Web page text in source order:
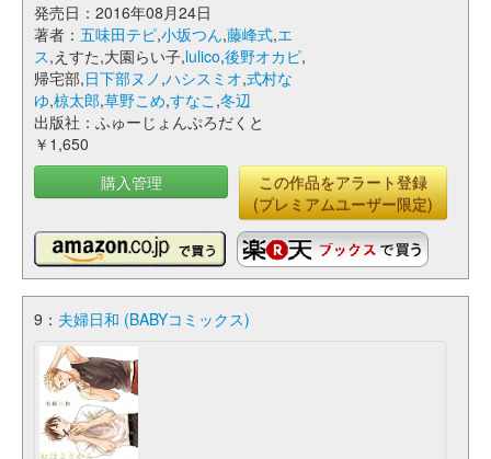
発売日：2016年08月24日
著者： 五味田テピ,小坂つん,藤峰式,エ
ス,えすた,大園らい子,lulico,後野オカピ,
帰宅部,日下部ヌノ ,ハシスミオ,式村な
ゆ,椋太郎,草野こめ,すなこ ,冬辺
出版社：ふゅーじょんぷろだくと
￥1,650
購入管理
この作品をアラート登録
(プレミアムユーザー限定)
9： 夫婦日和 (BABYコミックス)